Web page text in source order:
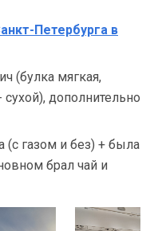
Петербурга в
(булка мягкая,
дополнительно
(с газом и без) + была
брал чай и